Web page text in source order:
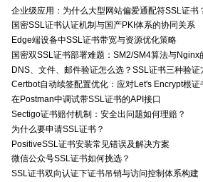
企业级应用：为什么大型网站偏爱通配符SSL证书
国密SSL证书认证机制与国产PKI体系的协同关系
Edge端设备中SSL证书带宽与资源优化策略
国密双SSL证书部署难题：SM2/SM4算法与Nginx
DNS、文件、邮件验证怎么选？SSL证书三种验
Certbot自动续签配置优化：应对Let's Encrypt根
在Postman中调试带SSL证书的API接口
Sectigo证书赔付机制：安全出问题如何理赔？
为什么要申请SSL证书？
PositiveSSL证书安装常见错误及解决方案
微信公众号SSL证书如何挑选？
SSL证书双向认证下证书吊销与访问控制体系构建